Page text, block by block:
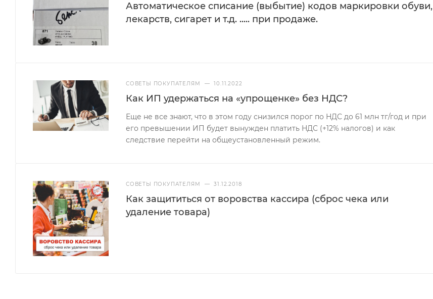
Автоматическое списание (выбытие) кодов маркировки обуви,
лекарств, сигарет и т.д. ..... при продаже.
СОВЕТЫ ПОКУПАТЕЛЯМ — 10.11.2022
Как ИП удержаться на «упрощенке» без НДС?
Еще не все знают, что в этом году снизился порог по НДС до 61 млн тг/год и при
его превышении ИП будет вынужден платить НДС (+12% налогов) и как
следствие перейти на общеустановленный режим.
СОВЕТЫ ПОКУПАТЕЛЯМ — 31.12.2018
Как защититься от воровства кассира (сброс чека или
удаление товара)